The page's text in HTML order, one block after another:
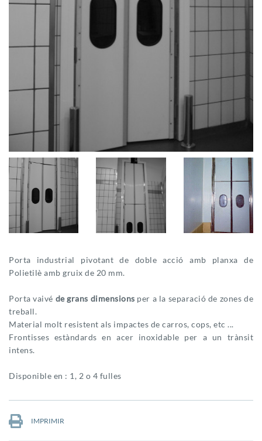
Porta industrial pivotant de doble acció amb planxa de
Polietilè amb gruix de 20 mm.
Porta vaivé de grans dimensions per a la separació de zones de
treball.
Material molt resistent als impactes de carros, cops, etc ...
Frontisses estàndards en acer inoxidable per a un trànsit
intens.
Disponible en : 1, 2 o 4 fulles
IMPRIMIR